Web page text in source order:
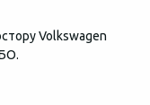
Volkswagen